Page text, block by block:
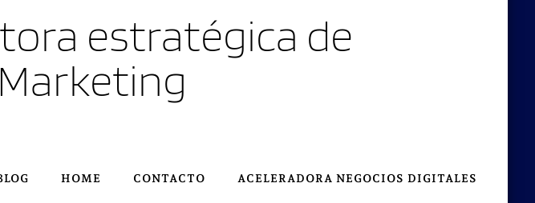
estratégica de
HOME CONTACTO ACELERADORA NEGOCIOS DIGITALES